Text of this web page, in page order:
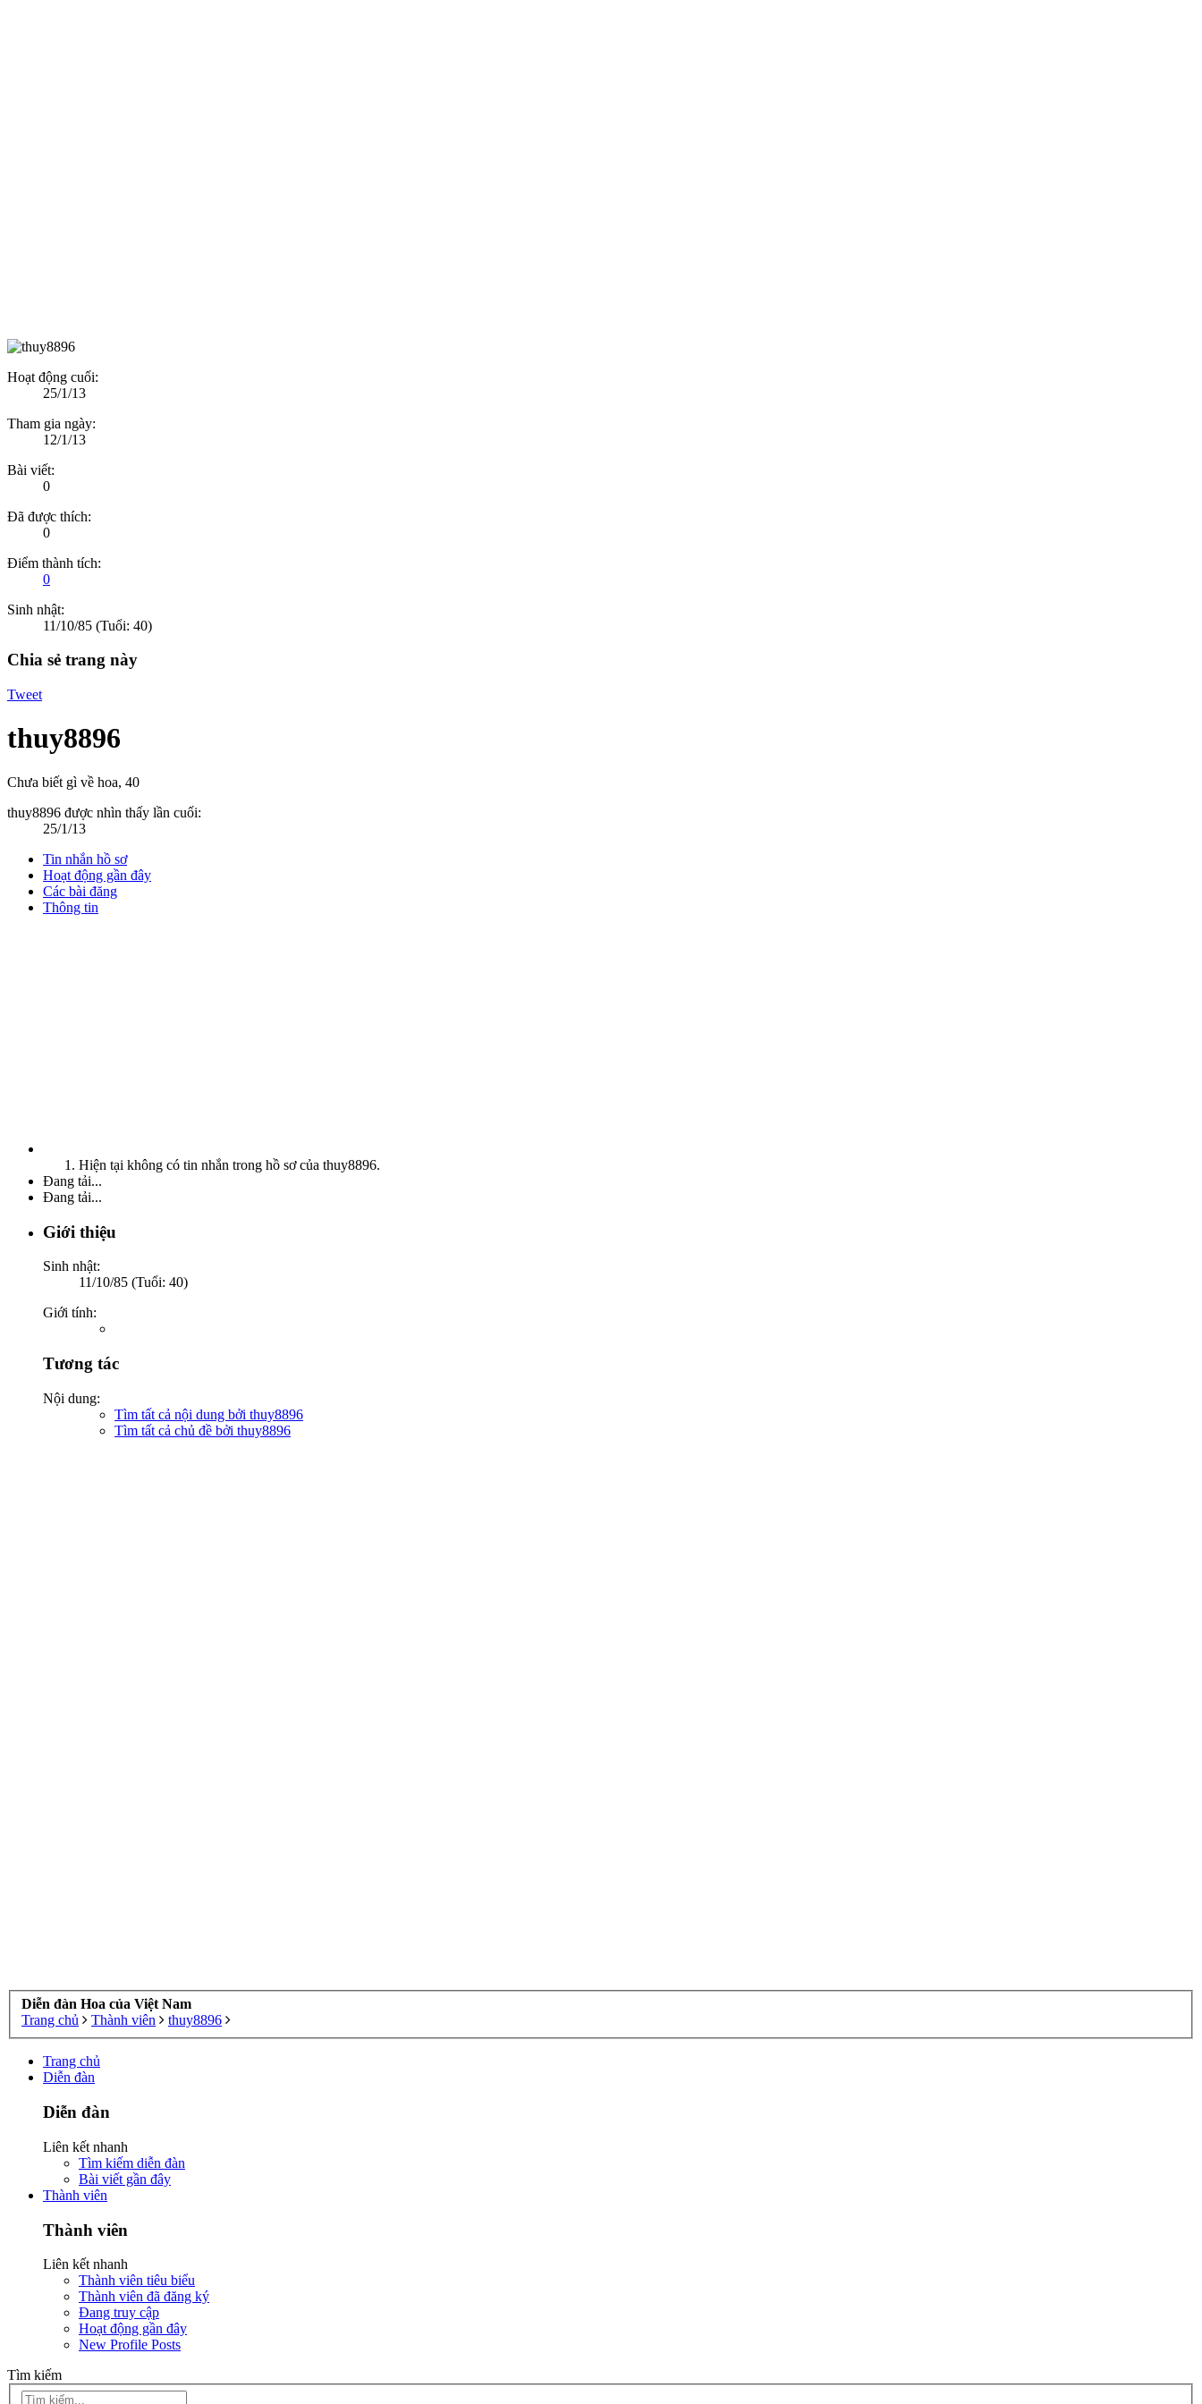
Hoạt động cuối:
25/1/13
Tham gia ngày:
12/1/13
Bài viết:
0
Đã được thích:
0
Điểm thành tích:
0
Sinh nhật:
11/10/85 (Tuổi: 40)
Chia sẻ trang này
Tweet
thuy8896
Chưa biết gì về hoa, 40
thuy8896 được nhìn thấy lần cuối:
25/1/13
Tin nhắn hồ sơ
Hoạt động gần đây
Các bài đăng
Thông tin
Hiện tại không có tin nhắn trong hồ sơ của thuy8896.
Đang tải...
Đang tải...
Giới thiệu
Sinh nhật:
11/10/85 (Tuổi: 40)
Giới tính:
Tương tác
Nội dung:
Tìm tất cả nội dung bởi thuy8896
Tìm tất cả chủ đề bởi thuy8896
Diễn đàn Hoa của Việt Nam
Trang chủ
Thành viên thuy8896
Trang chủ
Diễn đàn
Diễn đàn
Liên kết nhanh
Tìm kiếm diễn đàn
Bài viết gần đây
Thành viên
Thành viên
Liên kết nhanh
Thành viên tiêu biểu
Thành viên đã đăng ký
Đang truy cập
Hoạt động gần đây
New Profile Posts
Tìm kiếm